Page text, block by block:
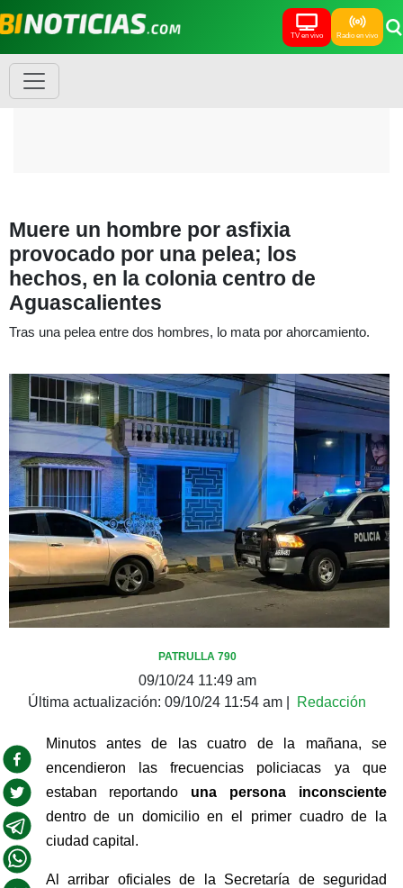
TV en vivo Radio en vivo
Muere un hombre por asfixia
provocado por una pelea; los
hechos, en la colonia centro de
Aguascalientes
Tras una pelea entre dos hombres, lo mata por ahorcamiento.
PATRULLA 790
09/10/24 11:49 am
Última actualización: 09/10/24 11:54 am Redacción
Minutos antes de las cuatro de la mañana, se
encendieron las frecuencias policiacas ya que
estaban reportando
dentro de un domicilio en el primer cuadro de la
ciudad capital.
Al arribar oficiales de la Secretaría de seguridad